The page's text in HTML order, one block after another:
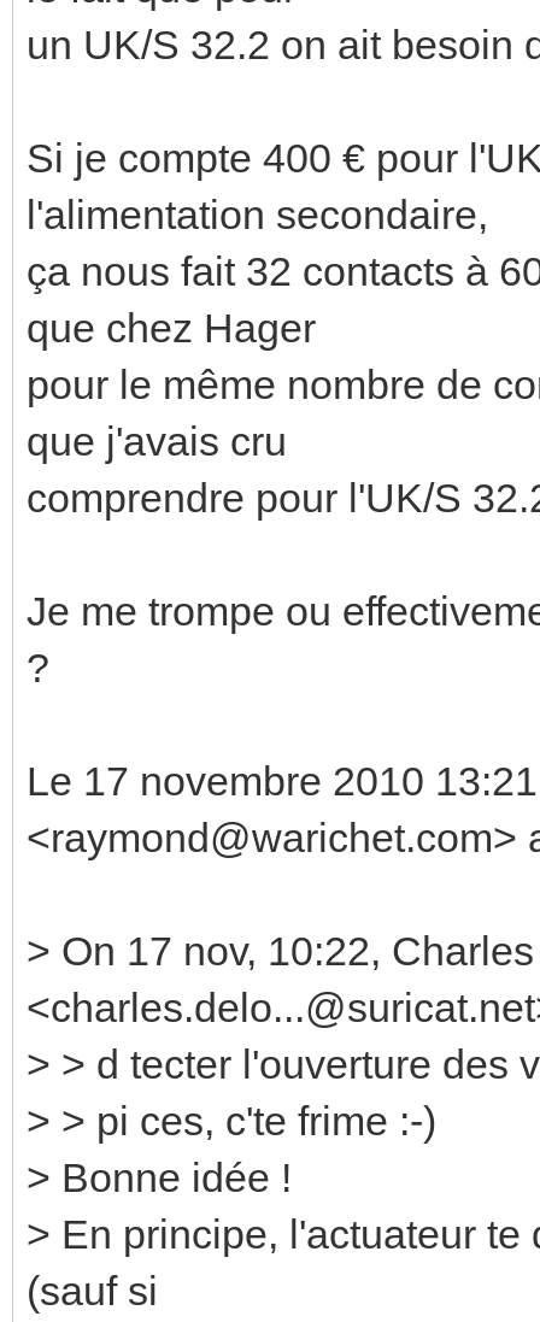
un UK/S 32.2 on ait besoin
Si je compte 400 € pour
l'alimentation secondaire,
ça nous fait 32 contacts à
que chez Hager
pour le même nombre de
que j'avais cru
comprendre pour l'UK/S
Je me trompe ou
?
Le 17 novembre 2010
<raymond@warichet.com>
> On 17 nov, 10:22,
> > d tecter l'ouverture des
> > pi ces, c'te frime :-)
> Bonne idée !
> En principe, l'actuateur
(sauf si